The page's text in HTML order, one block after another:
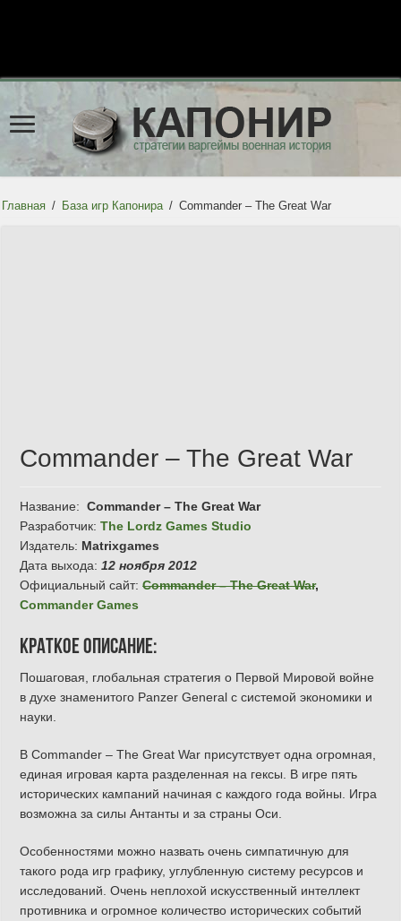
Главная / База игр Капонира / Commander – The Great War
Commander – The Great War
Название:Commander – The Great War
Разработчик:The Lordz Games Studio
Издатель: Matrixgames
Дата выхода:12 ноября 2012
Официальный сайт:Commander – The Great War,
Сommander Games
Краткое описание:
Пошаговая, глобальная стратегия о Первой Мировой войне
в духе знаменитого Panzer General с системой экономики и
науки.
В Commander – The Great War присутствует одна огромная,
единая игровая карта разделенная на гексы. В игре пять
исторических кампаний начиная с каждого года войны. Игра
возможна за силы Антанты и за страны Оси.
Особенностями можно назвать очень симпатичную для
такого рода игр графику, углубленную систему ресурсов и
исследований. Очень неплохой искусственный интеллект
противника и огромное количество исторических событий